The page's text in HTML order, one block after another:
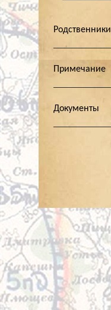
Родственники
Примечание
Документы